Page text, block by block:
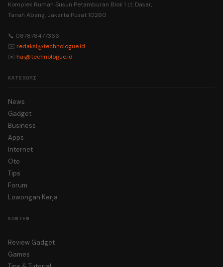
Komplek Rumah Susun Petamburan Blok 1 Lt. Dasar,
Tanah Abang, Jakarta Pusat 10260
📞 087878477366
✉️ redaksi@technologue.id
✉️ hai@technologue.id
KATEGORI
News
Gadget
Business
Apps
Internet
Oto
Tips
Forum
Lowongan Kerja
KONTEN
Review Gadget
Games